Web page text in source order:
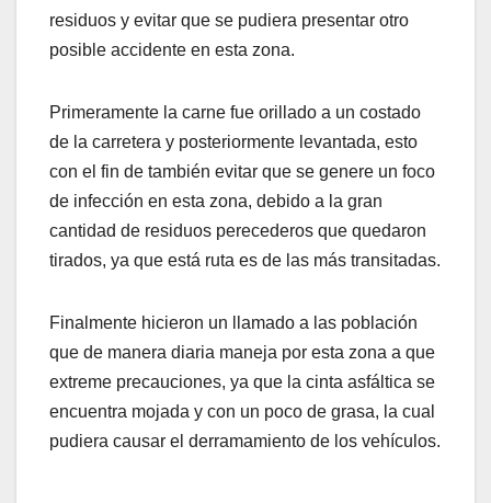
residuos y evitar que se pudiera presentar otro
posible accidente en esta zona.
Primeramente la carne fue orillado a un costado
de la carretera y posteriormente levantada, esto
con el fin de también evitar que se genere un foco
de infección en esta zona, debido a la gran
cantidad de residuos perecederos que quedaron
tirados, ya que está ruta es de las más transitadas.
Finalmente hicieron un llamado a las población
que de manera diaria maneja por esta zona a que
extreme precauciones, ya que la cinta asfáltica se
encuentra mojada y con un poco de grasa, la cual
pudiera causar el derramamiento de los vehículos.